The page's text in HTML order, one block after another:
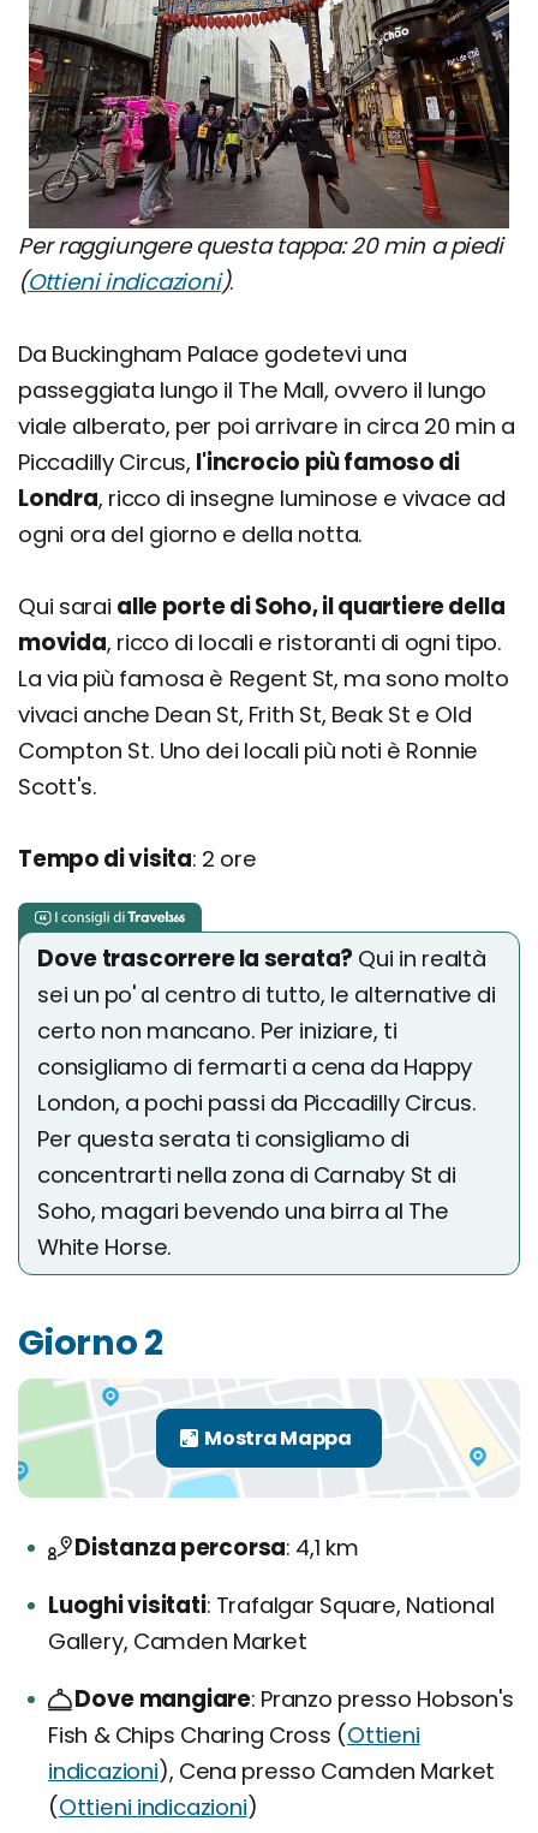
Per raggiungere questa tappa: 20 min a piedi
(Ottieni indicazioni).
Da Buckingham Palace godetevi una
passeggiata lungo il The Mall, ovvero il lungo
viale alberato, per poi arrivare in circa 20 min a
Piccadilly Circus, l'incrocio più famoso di
Londra, ricco di insegne luminose e vivace ad
ogni ora del giorno e della notta.
Qui sarai alle porte di Soho, il quartiere della
movida, ricco di locali e ristoranti di ogni tipo.
La via più famosa è Regent St, ma sono molto
vivaci anche Dean St, Frith St, Beak St e Old
Compton St. Uno dei locali più noti è Ronnie
Scott's.
Tempo di visita: 2 ore
Dove trascorrere la serata? Qui in realtà
sei un po' al centro di tutto, le alternative di
certo non mancano. Per iniziare, ti
consigliamo di fermarti a cena da Happy
London, a pochi passi da Piccadilly Circus.
Per questa serata ti consigliamo di
concentrarti nella zona di Carnaby St di
Soho, magari bevendo una birra al The
White Horse.
Giorno 2
Distanza percorsa 4,1 km
Luoghi visitati Trafalgar Square, National
Gallery, Camden Market
Dove mangiare Pranzo presso Hobson's
Fish & Chips Charing Cross (Ottieni
indicazioni), Cena presso Camden Market
(Ottieni indicazioni)